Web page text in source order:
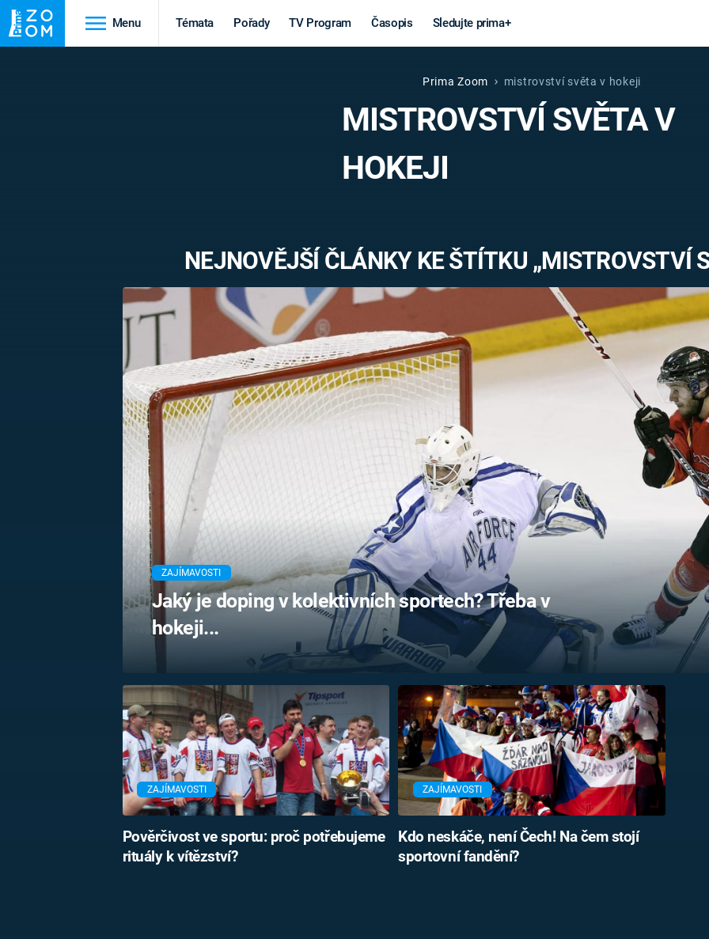
Menu Témata Pořady TV Program Časopis Sledujte prima+
Věda a
technika
Války
PRVNÍ SVĚTOVÁ
Výročí
MARIE TEREZIE
NAPOLEON
BONAPARTE
RODINA
Záhady a
konspirace
UFO A
MIMOZEMŠŤANÉ
UTAJENÉ PŘÍBĚHY
ČESKÝCH DĚJIN
ALTERNATIVNÍ
HISTORIE
FILMY
REALITA
HORORY
REALITA
OPTICKÉ
KLAMY
Prima Zoom mistrovství světa v hokeji
MISTROVSTVÍ SVĚTA V
HOKEJI
NEJNOVĚJŠÍ ČLÁNKY KE ŠTÍTKU „MISTROVSTVÍ
ZAJÍMAVOSTI
Jaký je doping v kolektivních sportech? Třeba v
hokeji...
ZAJÍMAVOSTI
Pověrčivost ve sportu: proč potřebujeme
rituály k vítězství?
ZAJÍMAVOSTI
Kdo neskáče, není Čech! Na čem stojí
sportovní fandění?